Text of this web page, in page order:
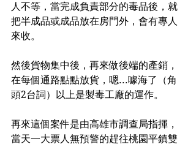
人不等，當完成負責部分的毒品後，就
把半成品或成品放在房門外，會有專人
來收。
然後貨物集中後，再來做後端的產銷，
在每個通路點點放貨，嗯...噱海了（角
頭2台詞）以上是製毒工廠的運作。
再來這個案件是由高雄市調查局指揮，
當天一大票人無預警的趕往桃園平鎮雙